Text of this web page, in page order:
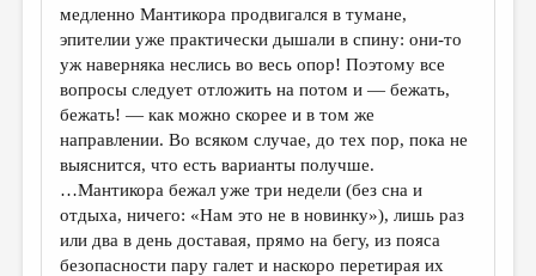
медленно Мантикора продвигался в тумане,
эпителии уже практически дышали в спину: они-то
уж наверняка неслись во весь опор! Поэтому все
вопросы следует отложить на потом и — бежать,
бежать! — как можно скорее и в том же
направлении. Во всяком случае, до тех пор, пока не
выяснится, что есть варианты получше.
…Мантикора бежал уже три недели (без сна и
отдыха, ничего: «Нам это не в новинку»), лишь раз
или два в день доставая, прямо на бегу, из пояса
безопасности пару галет и наскоро перетирая их